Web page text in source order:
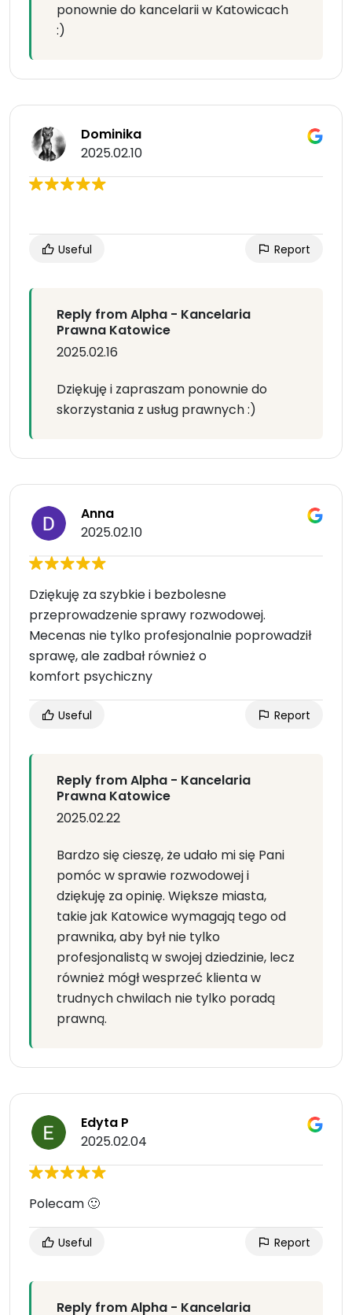
ponownie do kancelarii w Katowicach
:)
Dominika
2025.02.10
Useful Report
Reply from Alpha - Kancelaria
Prawna Katowice
2025.02.16
Dziękuję i zapraszam ponownie do
skorzystania z usług prawnych :)
Anna
2025.02.10
Dziękuję za szybkie i bezbolesne
przeprowadzenie sprawy rozwodowej.
Mecenas nie tylko profesjonalnie poprowadził
sprawę, ale zadbał również o
komfort psychiczny
Useful Report
Reply from Alpha - Kancelaria
Prawna Katowice
2025.02.22
Bardzo się cieszę, że udało mi się Pani
pomóc w sprawie rozwodowej i
dziękuję za opinię. Większe miasta,
takie jak Katowice wymagają tego od
prawnika, aby był nie tylko
profesjonalistą w swojej dziedzinie, lecz
również mógł wesprzeć klienta w
trudnych chwilach nie tylko poradą
prawną.
Edyta P
2025.02.04
Polecam 🙂
Useful Report
Reply from Alpha - Kancelaria